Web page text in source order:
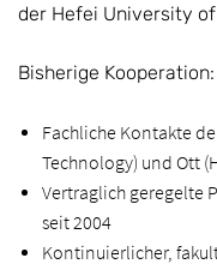
der Hefei University of
Bisherige Kooperation:
Fachliche Kontakte
Technology) und Ott
Vertraglich geregelte
seit 2004
Kontinuierlicher,